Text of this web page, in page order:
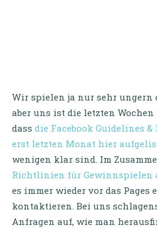
Wir spielen ja nur sehr ungern
aber uns ist die letzten
dass die Facebook Guidelines
erst letzten Monat hier
wenigen klar sind. Im
Richtlinien für Gewinnspielen
es immer wieder vor das
kontaktieren. Bei uns
Anfragen auf, wie man